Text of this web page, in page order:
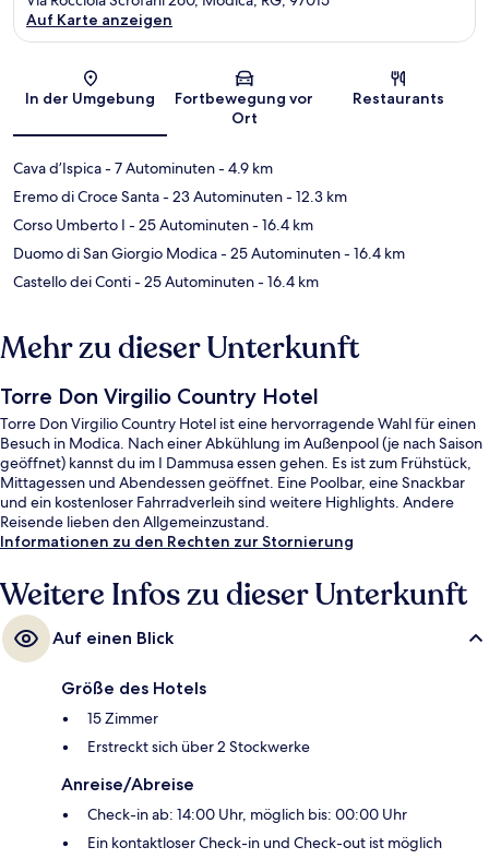
Karte
Auf Karte anzeigen
In der Umgebung
Fortbewegung vor
Ort
Restaurants
Cava d’Ispica- 7 Autominuten- 4.9 km
Eremo di Croce Santa- 23 Autominuten- 12.3 km
Corso Umberto I - 25 Autominuten- 16.4 km
Duomo di San Giorgio Modica- 25 Autominuten- 16.4 km
Castello dei Conti- 25 Autominuten- 16.4 km
Mehr zu dieser Unterkunft
Torre Don Virgilio Country Hotel
Torre Don Virgilio Country Hotel ist eine hervorragende Wahl für einen
Besuch in Modica. Nach einer Abkühlung im Außenpool (je nach Saison
geöffnet) kannst du im I Dammusa essen gehen. Es ist zum Frühstück,
Mittagessen und Abendessen geöffnet. Eine Poolbar, eine Snackbar
und ein kostenloser Fahrradverleih sind weitere Highlights. Andere
Reisende lieben den Allgemeinzustand.
Informationen zu den Rechten zur Stornierung
Weitere Infos zu dieser Unterkunft
Auf einen Blick
Größe des Hotels
15 Zimmer
Erstreckt sich über 2 Stockwerke
Anreise/Abreise
Check-in ab: 14:00 Uhr, möglich bis: 00:00 Uhr
Ein kontaktloser Check-in und Check-out ist möglich